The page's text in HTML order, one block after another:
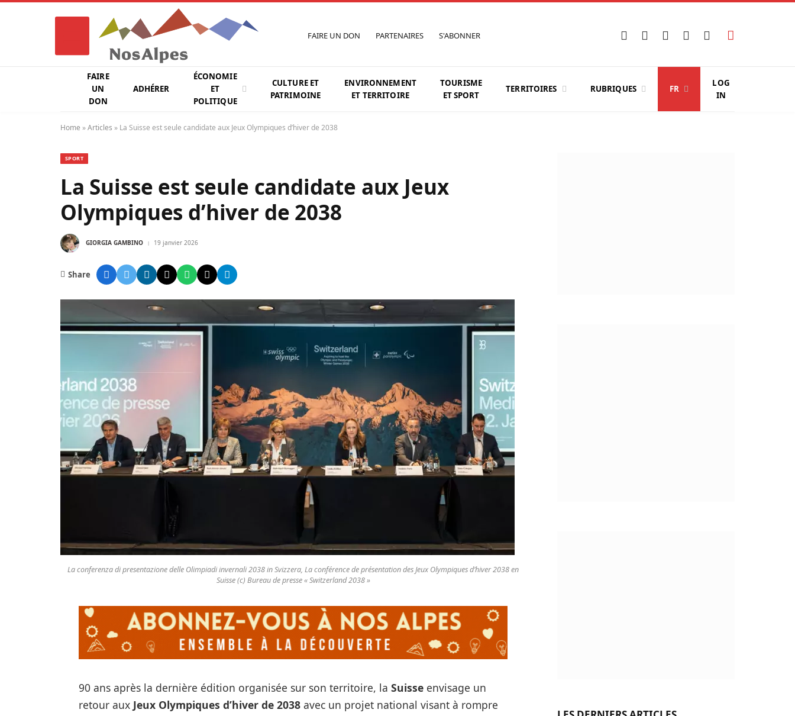
FAIRE UN DON PARTENAIRES S'ABONNER Facebook
X
Instagram
YouTubeLinkedIn
FAIRE
UN
DON
ADHÉRER
ÉCONOMIE
ET
POLITIQUE
CULTURE ET
PATRIMOINE
ENVIRONNEMENT
ET TERRITOIRE
TOURISME
ET SPORT
TERRITOIRES RUBRIQUES FR
LOG
IN
Home »Articles » La Suisse est seule candidate aux Jeux Olympiques d’hiver de 2038
SPORT
La Suisse est seule candidate aux Jeux
Olympiques d’hiver de 2038
GIORGIA GAMBINO 19 janvier 2026
Share
La conferenza di presentazione delle Olimpiadi invernali 2038 in Svizzera, La conférence de présentation des Jeux Olympiques d’hiver 2038 en
Suisse (c) Bureau de presse « Switzerland 2038 »
90 ans après la dernière édition organisée sur son territoire, la Suisseenvisage un
retour aux Jeux Olympiques d’hiver de 2038avec un projet national visant à rompre